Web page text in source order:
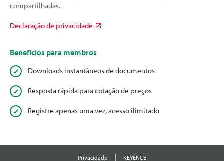
compartilhadas.
Declaração de privacidade
Benefícios para membros
Downloads instantâneos de documentos
Resposta rápida para cotação de preços
Registre apenas uma vez, acesso ilimitado
Privacidade KEYENCE